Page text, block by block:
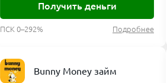
Получить деньги
ПСК 0–292% Подробнее
Bunny Money займ